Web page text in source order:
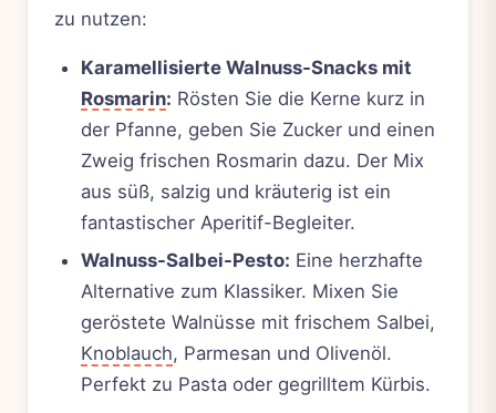
zu nutzen:
Karamellisierte Walnuss-Snacks mit
Rosmarin: Rösten Sie die Kerne kurz in
der Pfanne, geben Sie Zucker und einen
Zweig frischen Rosmarin dazu. Der Mix
aus süß, salzig und kräuterig ist ein
fantastischer Aperitif-Begleiter.
Walnuss-Salbei-Pesto: Eine herzhafte
Alternative zum Klassiker. Mixen Sie
geröstete Walnüsse mit frischem Salbei,
Knoblauch, Parmesan und Olivenöl.
Perfekt zu Pasta oder gegrilltem Kürbis.